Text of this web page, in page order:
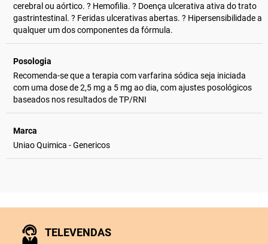
cerebral ou aórtico. ? Hemofilia. ? Doença ulcerativa ativa do trato
gastrintestinal. ? Feridas ulcerativas abertas. ? Hipersensibilidade a
qualquer um dos componentes da fórmula.
Posologia
Recomenda-se que a terapia com varfarina sódica seja iniciada
com uma dose de 2,5 mg a 5 mg ao dia, com ajustes posológicos
baseados nos resultados de TP/RNI
Marca
Uniao Quimica - Genericos
TELEVENDAS